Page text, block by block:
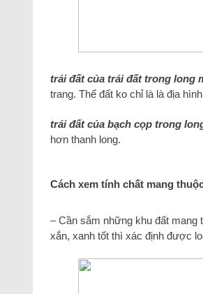
trái đất của trái đất trong long
trang. Thế đất ko chỉ là là địa
trái đất của bạch cọp trong
hơn thanh long.
Cách xem tính chất mang
– Cần sắm những khu đất mang
xắn, xanh tốt thì xác định được